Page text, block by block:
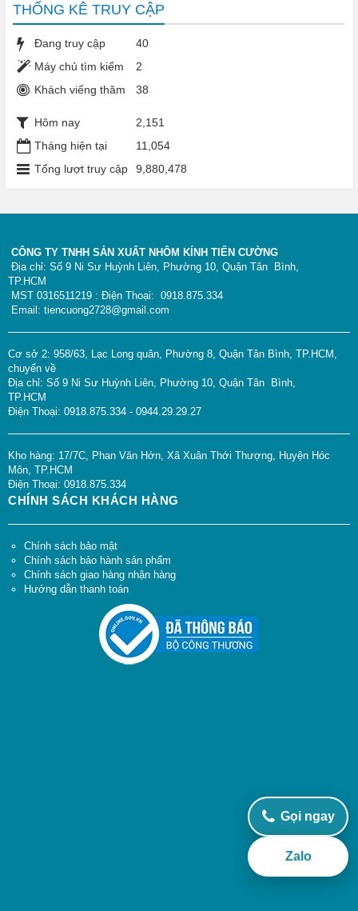
THỐNG KÊ TRUY CẬP
Đang truy cập
40
Máy chủ tìm kiếm
2
Khách viếng thăm
38
Hôm nay
2,151
Tháng hiện tại
11,054
Tổng lượt truy cập
9,880,478
CÔNG TY TNHH SẢN XUẤT NHÔM KÍNH TIẾN CƯỜNG
Địa chỉ: Số 9 Ni Sư Huỳnh Liên, Phường 10, Quận Tân Bình,
TP.HCM
MST 0316511219 : Điện Thoại: 0918.875.334
Email: tiencuong2728@gmail.com
Cơ sở 2: 958/63, Lạc Long quân, Phường 8, Quận Tân Bình, TP.HCM,
chuyển về
Địa chỉ: Số 9 Ni Sư Huỳnh Liên, Phường 10, Quận Tân Bình,
TP.HCM
Điện Thoại: 0918.875.334 - 0944.29.29.27
Kho hàng: 17/7C, Phan Văn Hớn, Xã Xuân Thới Thượng, Huyện Hóc
Môn, TP.HCM
Điện Thoại: 0918.875.334
CHÍNH SÁCH KHÁCH HÀNG
Chính sách bảo mật
Chính sách bảo hành sản phẩm
Chính sách giao hàng nhận hàng
Hướng dẫn thanh toán
Gọi ngay
Zalo